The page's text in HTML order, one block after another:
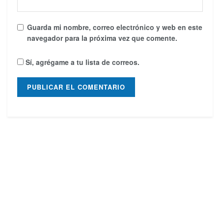
Guarda mi nombre, correo electrónico y web en este
navegador para la próxima vez que comente.
Sí, agrégame a tu lista de correos.